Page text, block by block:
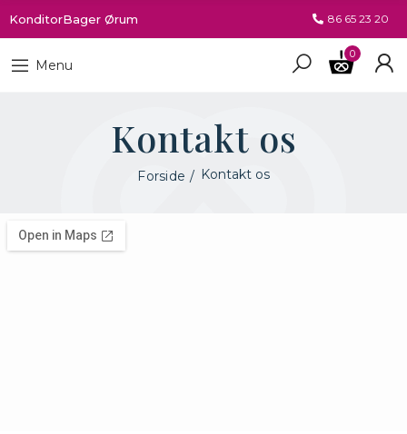
KonditorBager Ørum 86 65 23 20
Menu
0
Kontakt os
Forside Kontakt os